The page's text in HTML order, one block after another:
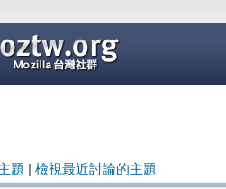
題 檢視最近討論的主題